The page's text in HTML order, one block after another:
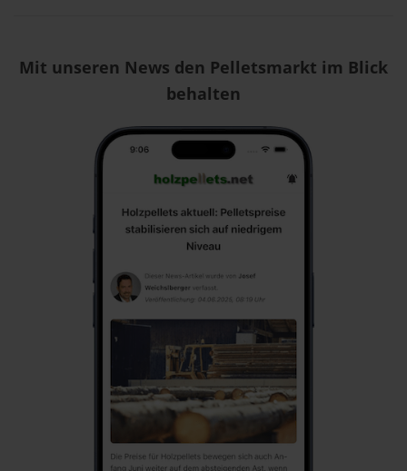
Mit unseren News den Pelletsmarkt im Blick
behalten